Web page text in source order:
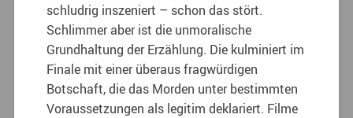
schludrig inszeniert – schon das stört.
Schlimmer aber ist die unmoralische
Grundhaltung der Erzählung. Die kulminiert im
Finale mit einer überaus fragwürdigen
Botschaft, die das Morden unter bestimmten
Voraussetzungen als legitim deklariert. Filme